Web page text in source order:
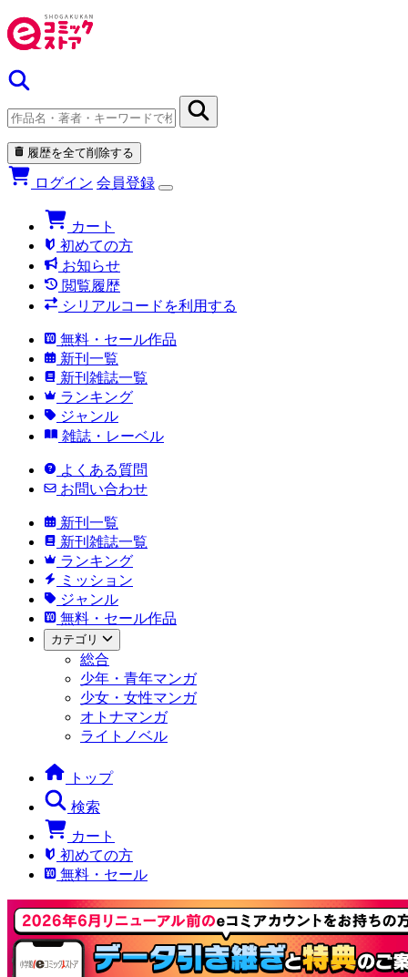
履歴を全て削除する
ログイン 会員登録
カート
初めての方
お知らせ
閲覧履歴
シリアルコードを利用する
無料・セール作品
新刊一覧
新刊雑誌一覧
ランキング
ジャンル
雑誌・レーベル
よくある質問
お問い合わせ
新刊一覧
新刊雑誌一覧
ランキング
ミッション
ジャンル
無料・セール作品
カテゴリ
総合
少年・青年マンガ
少女・女性マンガ
オトナマンガ
ライトノベル
トップ
検索
カート
初めての方
無料・セール